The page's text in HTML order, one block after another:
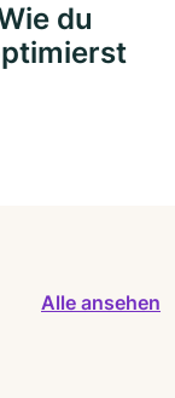
du
Alle ansehen